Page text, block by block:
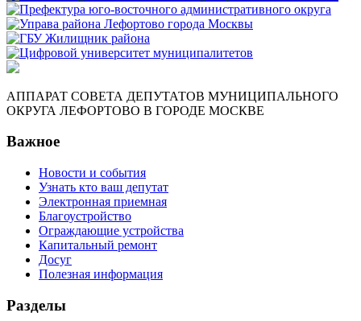
АППАРАТ СОВЕТА ДЕПУТАТОВ МУНИЦИПАЛЬНОГО
ОКРУГА ЛЕФОРТОВО В ГОРОДЕ МОСКВЕ
Важное
Новости и события
Узнать кто ваш депутат
Электронная приемная
Благоустройство
Ограждающие устройства
Капитальный ремонт
Досуг
Полезная информация
Разделы